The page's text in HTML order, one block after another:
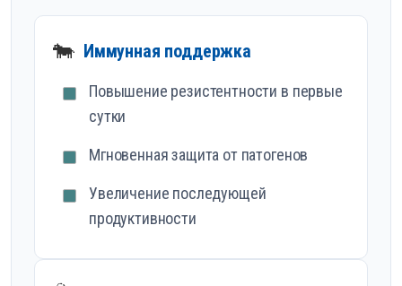
🐄 Иммунная поддержка
Повышение резистентности в первые
сутки
Мгновенная защита от патогенов
Увеличение последующей
продуктивности